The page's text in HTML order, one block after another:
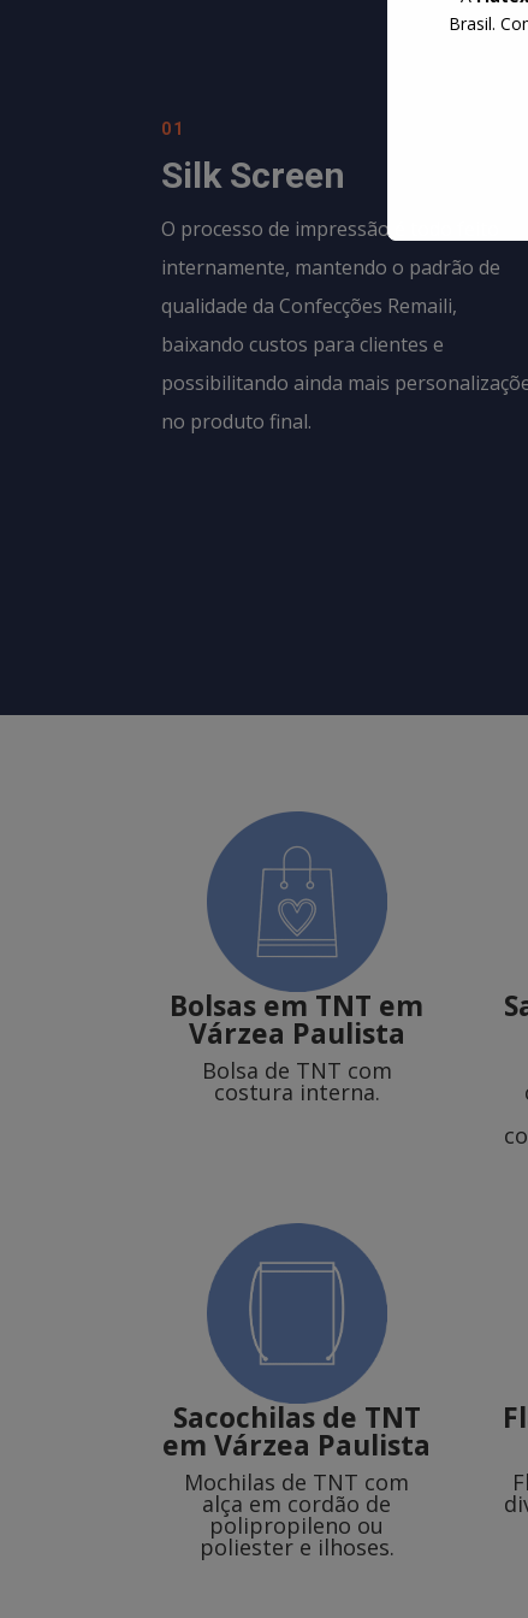
01
Silk Screen
O processo de impressão é todo feito
internamente, mantendo o padrão de
qualidade daConfecções Remaili,
baixando custos para clientes e
possibilitando ainda mais
no produto final.
Bolsas em TNT em
Várzea Paulista
Bolsa de TNT com
costura interna.
Sacochilas de TNT
em Várzea Paulista
Mochilas de TNT com
alça em cordão de
polipropileno ou
poliester e ilhoses.
Brasil.